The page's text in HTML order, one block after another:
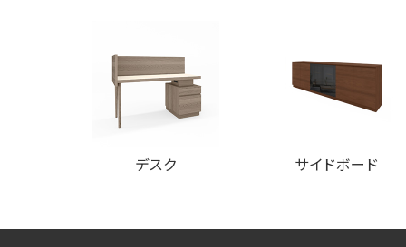
デスク サイドボード